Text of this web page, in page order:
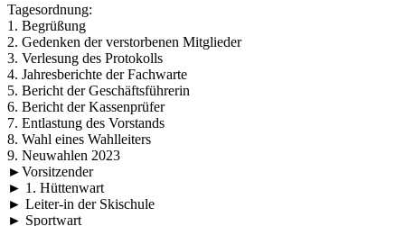
Tagesordnung:
1. Begrüßung
2. Gedenken der verstorbenen Mitglieder
3. Verlesung des Protokolls
4. Jahresberichte der Fachwarte
5. Bericht der Geschäftsführerin
6. Bericht der Kassenprüfer
7. Entlastung des Vorstands
8. Wahl eines Wahlleiters
9. Neuwahlen 2023
►Vorsitzender
► 1. Hüttenwart
► Leiter-in der Skischule
► Sportwart